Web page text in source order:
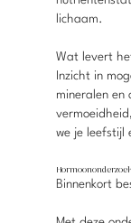
lichaam.
Wat levert
Inzicht in
mineralen en
we je leefstijl
Hormoononderzoek
Binnenkort